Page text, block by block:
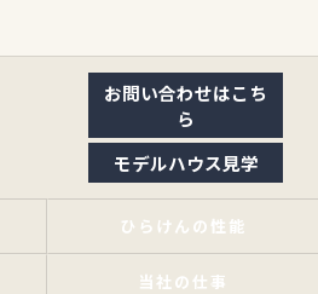
お問い合わせはこち
ら
モデルハウス見学
ひらけんの性能
当社の仕事